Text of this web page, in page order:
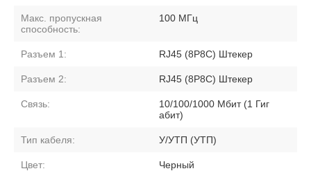
Макс. пропускная
способность:
100 МГц
Разъем 1: RJ45 (8P8C) Штекер
Разъем 2: RJ45 (8P8C) Штекер
Связь:
10/100/1000 Мбит (1 Гиг
абит)
Тип кабеля: У/УТП (УТП)
Цвет: Черный